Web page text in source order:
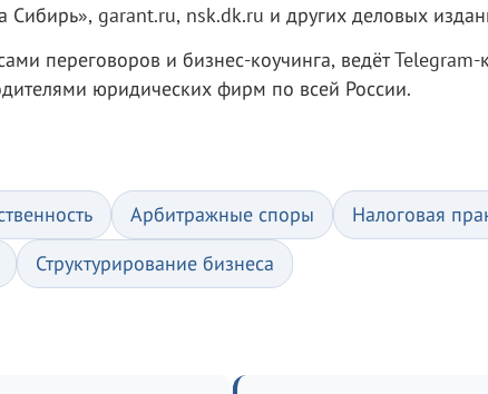
Сибирь», garant.ru, nsk.dk.ru и других деловых
переговоров и бизнес-коучинга, ведёт Telegram-
юридических фирм по всей России.
Арбитражные споры
Налоговая
Структурирование бизнеса